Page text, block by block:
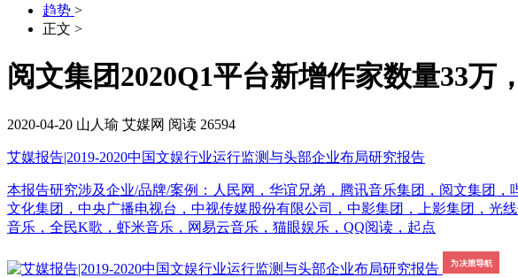
趋势 >
正文 >
阅文集团2020Q1平台新增作家数量33
2020-04-20 山人瑜 艾媒网 阅读 26594
艾媒报告|2019-2020中国文娱行业运行监测与头部企业布局研究报告
本报告研究涉及企业/品牌/案例：人民网，华谊兄弟，腾讯音乐集团，阅文集团
文化集团，中央广播电视台，中视传媒股份有限公司，中影集团，上影集团，光
音乐，全民K歌，虾米音乐，网易云音乐，猫眼娱乐，QQ阅读，起点